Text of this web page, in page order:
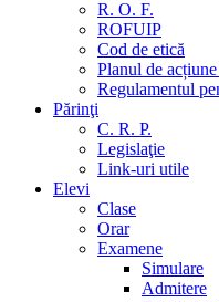
R. O. F.
ROFUIP
Cod de etică
Planul de
Regulamentul
Părinţi
C. R. P.
Legislaţie
Link-uri utile
Elevi
Clase
Orar
Examene
Simulare
Admitere